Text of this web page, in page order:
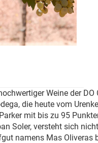
Weine der DO
die heute vom
mit bis zu 95
Soler, versteht sich
namens Mas Oliveras